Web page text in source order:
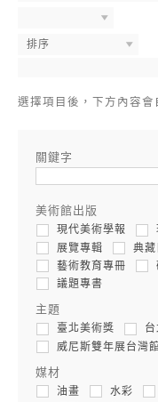
排序
選擇項目後，下方內容會
關鍵字
美術館出版
現代美術學報
展覽專輯
典
藝術教育專冊
議題專書
主題
臺北美術獎
威尼斯雙年展台灣
媒材
油畫 水彩